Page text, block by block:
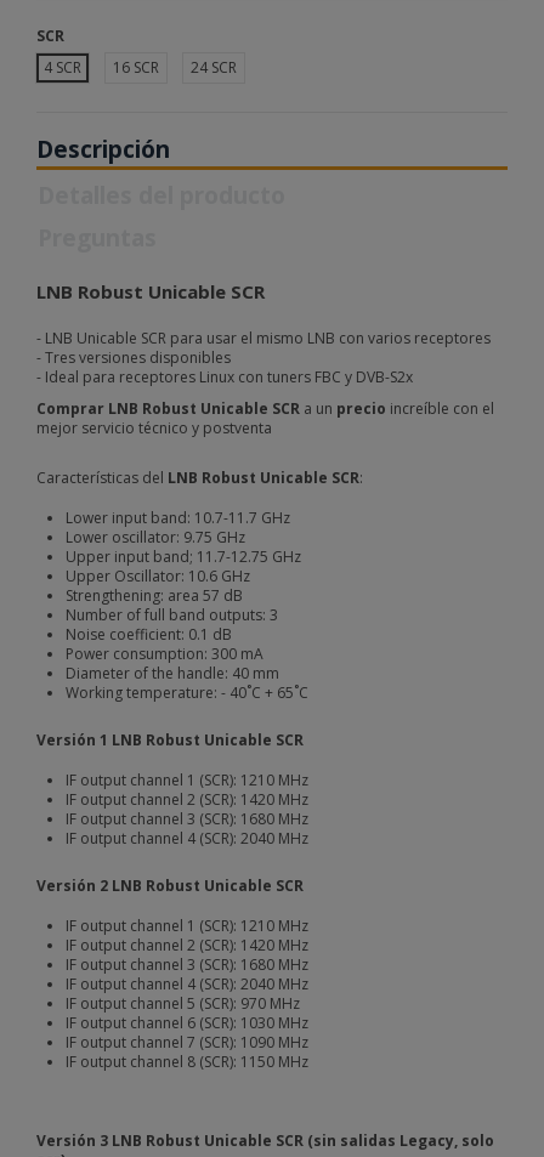
SCR
4 SCR
16 SCR 24 SCR
Descripción
LNB Robust Unicable SCR
- LNB Unicable SCR para usar el mismo LNB con varios receptores
- Tres versiones disponibles
- Ideal para receptores Linux con tuners FBC y DVB-S2x
Comprar LNB Robust Unicable SCR a un precio increíble con el
mejor servicio técnico y postventa
Características del LNB Robust Unicable SCR:
Lower input band: 10.7-11.7 GHz
Lower oscillator: 9.75 GHz
Upper input band; 11.7-12.75 GHz
Upper Oscillator: 10.6 GHz
Strengthening: area 57 dB
Number of full band outputs: 3
Noise coefficient: 0.1 dB
Power consumption: 300 mA
Diameter of the handle: 40 mm
Working temperature: - 40˚C + 65˚C
Versión 1 LNB Robust Unicable SCR
IF output channel 1 (SCR): 1210 MHz
IF output channel 2 (SCR): 1420 MHz
IF output channel 3 (SCR): 1680 MHz
IF output channel 4 (SCR): 2040 MHz
Versión 2 LNB Robust Unicable SCR
IF output channel 1 (SCR): 1210 MHz
IF output channel 2 (SCR): 1420 MHz
IF output channel 3 (SCR): 1680 MHz
IF output channel 4 (SCR): 2040 MHz
IF output channel 5 (SCR): 970 MHz
IF output channel 6 (SCR): 1030 MHz
IF output channel 7 (SCR): 1090 MHz
IF output channel 8 (SCR): 1150 MHz
Versión 3 LNB Robust Unicable SCR (sin salidas Legacy, solo